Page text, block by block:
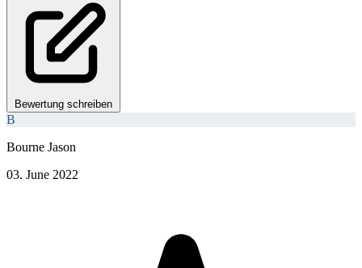
Bewertung schreiben
B
Bourne Jason
03. June 2022